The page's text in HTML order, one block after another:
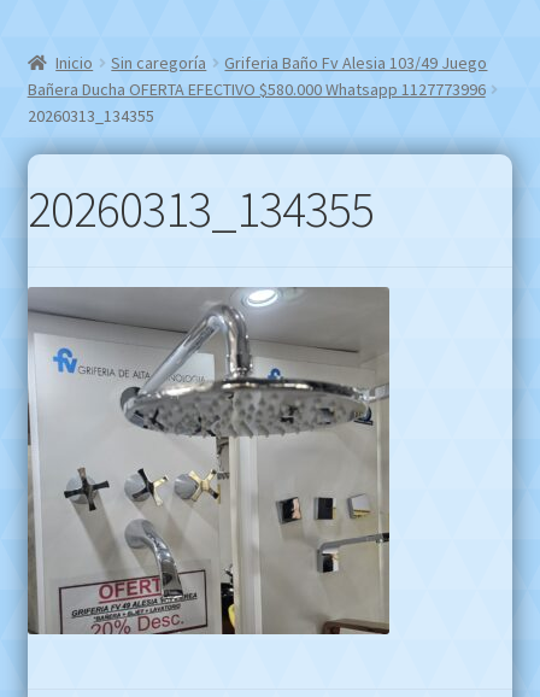
Inicio Sin caregoría
Griferia Baño Fv Alesia 103/49 Juego
Bañera Ducha OFERTA EFECTIVO $580.000 Whatsapp 1127773996
20260313_134355
20260313_134355